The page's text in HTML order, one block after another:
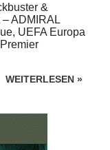
&
ADMIRAL
UEFA Europa
WEITERLESEN »